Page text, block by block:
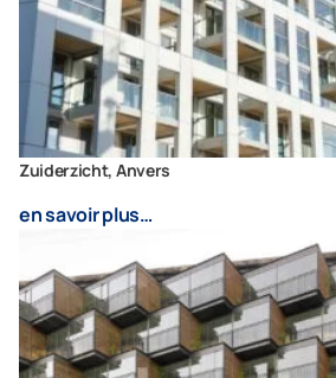
Zuiderzicht, Anvers
en savoir plus…